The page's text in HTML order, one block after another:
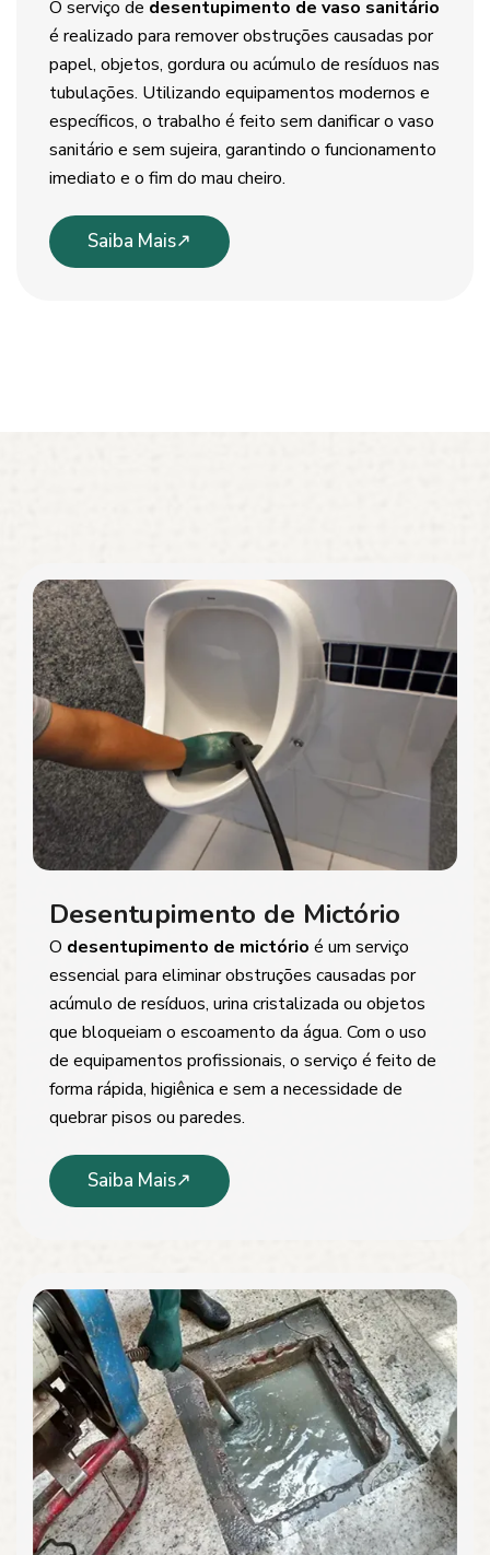
O serviço de desentupimento de vaso sanitário
é realizado para remover obstruções causadas por
papel, objetos, gordura ou acúmulo de resíduos nas
tubulações. Utilizando equipamentos modernos e
específicos, o trabalho é feito sem danificar o vaso
sanitário e sem sujeira, garantindo o funcionamento
imediato e o fim do mau cheiro.
Saiba Mais
Desentupimento de Mictório
O desentupimento de mictório é um serviço
essencial para eliminar obstruções causadas por
acúmulo de resíduos, urina cristalizada ou objetos
que bloqueiam o escoamento da água. Com o uso
de equipamentos profissionais, o serviço é feito de
forma rápida, higiênica e sem a necessidade de
quebrar pisos ou paredes.
Saiba Mais